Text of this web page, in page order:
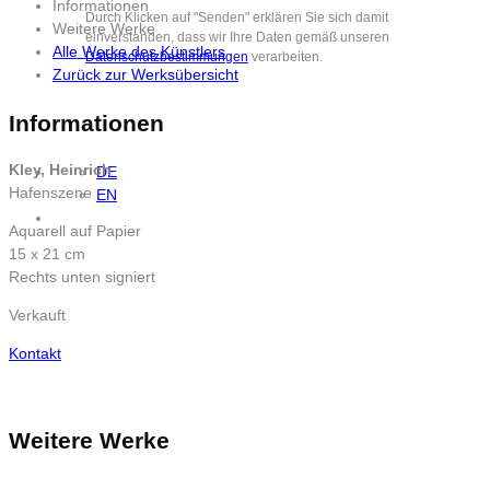
Durch Klicken auf "Senden" erklären Sie sich damit
einverstanden, dass wir Ihre Daten gemäß unseren
Datenschutzbestimmungen verarbeiten.
DE
EN
Informationen
Weitere Werke
Alle Werke des Künstlers
Zurück zur Werksübersicht
Informationen
Kley, Heinrich
Hafenszene
Aquarell auf Papier
15 x 21 cm
Rechts unten signiert
Verkauft
Kontakt
Weitere Werke